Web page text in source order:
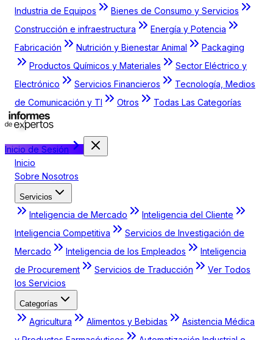
Industria de Equipos
Bienes de Consumo y Servicios
Construcción e infraestructura
Energía y Potencia
Fabricación
Nutrición y Bienestar Animal
Packaging
Productos Químicos y Materiales
Sector Eléctrico y
Electrónico
Servicios Financieros
Tecnología, Medios
de Comunicación y TI
Otros Todas Las Categorías
Inicio de Sesión
Inicio
Sobre Nosotros
Servicios
Inteligencia de Mercado
Inteligencia del Cliente
Inteligencia Competitiva
Servicios de Investigación de
Mercado
Inteligencia de los Empleados
Inteligencia
de Procurement
Servicios de Traducción
Ver Todos
los Servicios
Categorías
Agricultura Alimentos y Bebidas
Asistencia Médica